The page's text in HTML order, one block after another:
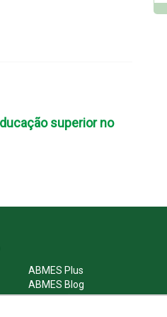
superior no
ABMES Plus
ABMES Blog
Legislação